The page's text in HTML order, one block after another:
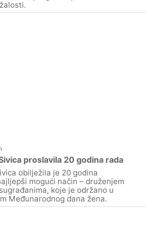
proslavila 20 godina rada
obilježila je 20 godina
mogući način – druženjem
koje je održano u
Međunarodnog dana žena.